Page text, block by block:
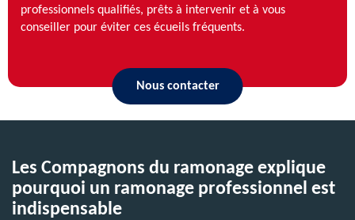
professionnels qualifiés, prêts à intervenir et à vous
conseiller pour éviter ces écueils fréquents.
Nous contacter
Les Compagnons du ramonage explique
pourquoi un ramonage professionnel est
indispensable